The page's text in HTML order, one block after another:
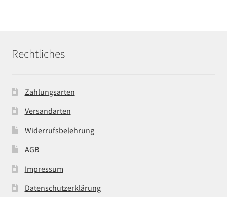
Rechtliches
Zahlungsarten
Versandarten
Widerrufsbelehrung
AGB
Impressum
Datenschutzerklärung